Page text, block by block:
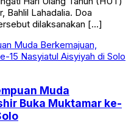
Bahlil Lahadalia. Doa
dilaksanakan […]
Muda
Buka Muktamar ke-